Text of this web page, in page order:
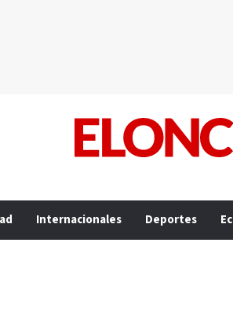
Internacionales Deportes